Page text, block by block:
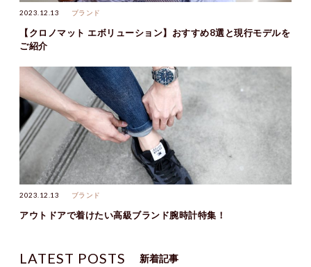
2023.12.13 ブランド
【クロノマット エボリューション】おすすめ8選と現行モデルを
ご紹介
2023.12.13 ブランド
アウトドアで着けたい高級ブランド腕時計特集！
LATEST POSTS 新着記事